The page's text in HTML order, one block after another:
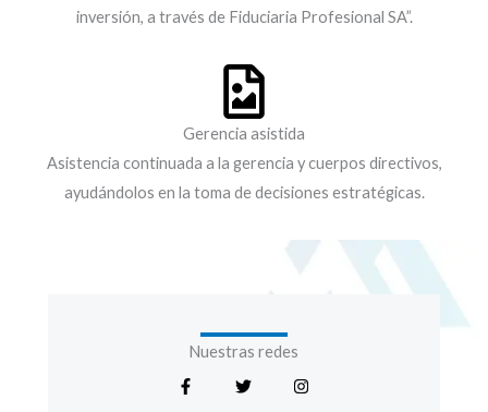
inversión, a través de Fiduciaria Profesional SA”.
Gerencia asistida
Asistencia continuada a la gerencia y cuerpos directivos,
ayudándolos en la toma de decisiones estratégicas.
Nuestras redes
a
c
w
n